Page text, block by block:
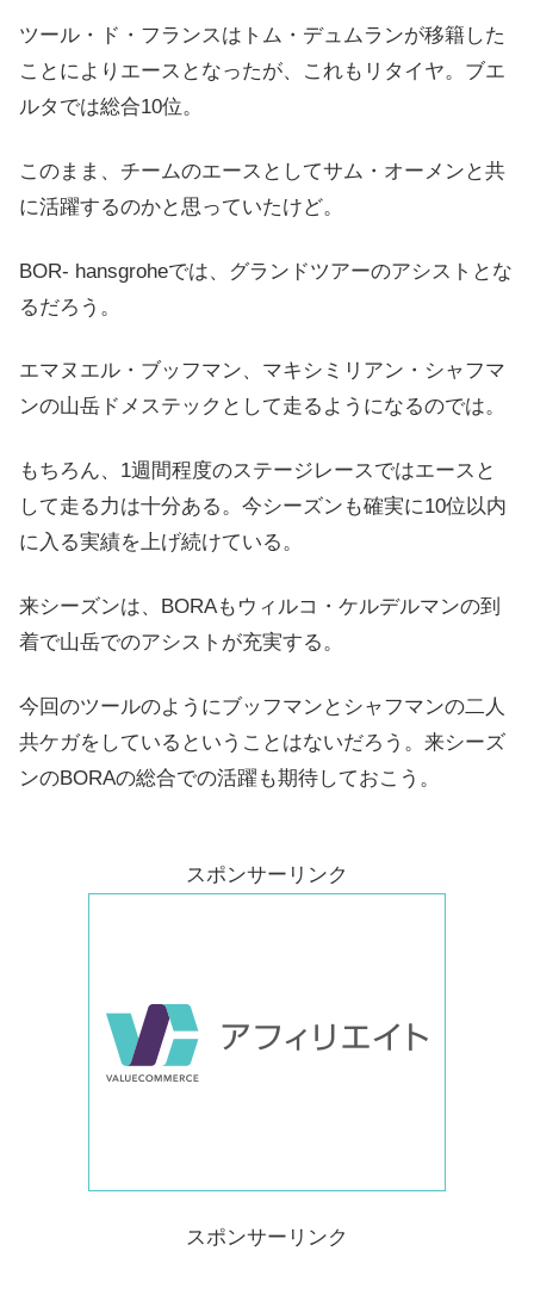
ツール・ド・フランスはトム・デュムランが移籍した
ことによりエースとなったが、これもリタイヤ。ブエ
ルタでは総合10位。
このまま、チームのエースとしてサム・オーメンと共
に活躍するのかと思っていたけど。
BOR- hansgroheでは、グランドツアーのアシストとな
るだろう。
エマヌエル・ブッフマン、マキシミリアン・シャフマ
ンの山岳ドメステックとして走るようになるのでは。
もちろん、1週間程度のステージレースではエースと
して走る力は十分ある。今シーズンも確実に10位以内
に入る実績を上げ続けている。
来シーズンは、BORAもウィルコ・ケルデルマンの到
着で山岳でのアシストが充実する。
今回のツールのようにブッフマンとシャフマンの二人
共ケガをしているということはないだろう。来シーズ
ンのBORAの総合での活躍も期待しておこう。
スポンサーリンク
スポンサーリンク